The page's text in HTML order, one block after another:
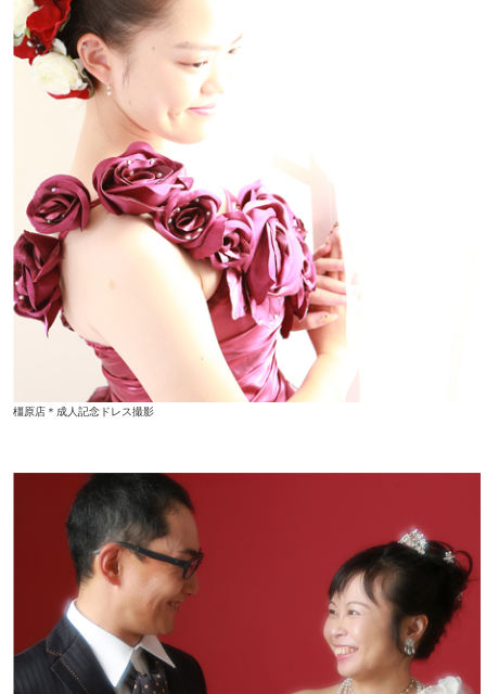
橿原店＊成人記念ドレス撮影